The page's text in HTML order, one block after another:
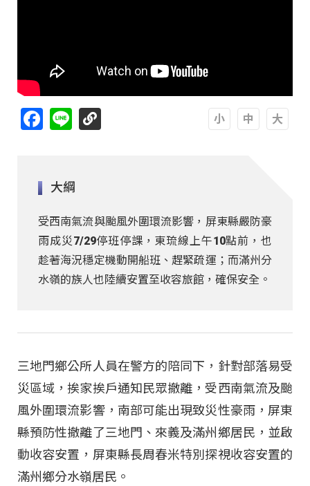
Facebook
Line
大綱
受西南氣流與颱風外圍環流影響，屏東縣嚴防豪
雨成災7/29停班停課，東琉線上午10點前，也
趁著海況穩定機動開船班、趕緊疏運；而滿州分
水嶺的族人也陸續安置至收容旅館，確保安全。
三地門鄉公所人員在警方的陪同下，針對部落易受
災區域，挨家挨戶通知民眾撤離，受西南氣流及颱
風外圍環流影響，南部可能出現致災性豪雨，屏東
縣預防性撤離了三地門、來義及滿州鄉居民，並啟
動收容安置，屏東縣長周春米特別探視收容安置的
滿州鄉分水嶺居民。